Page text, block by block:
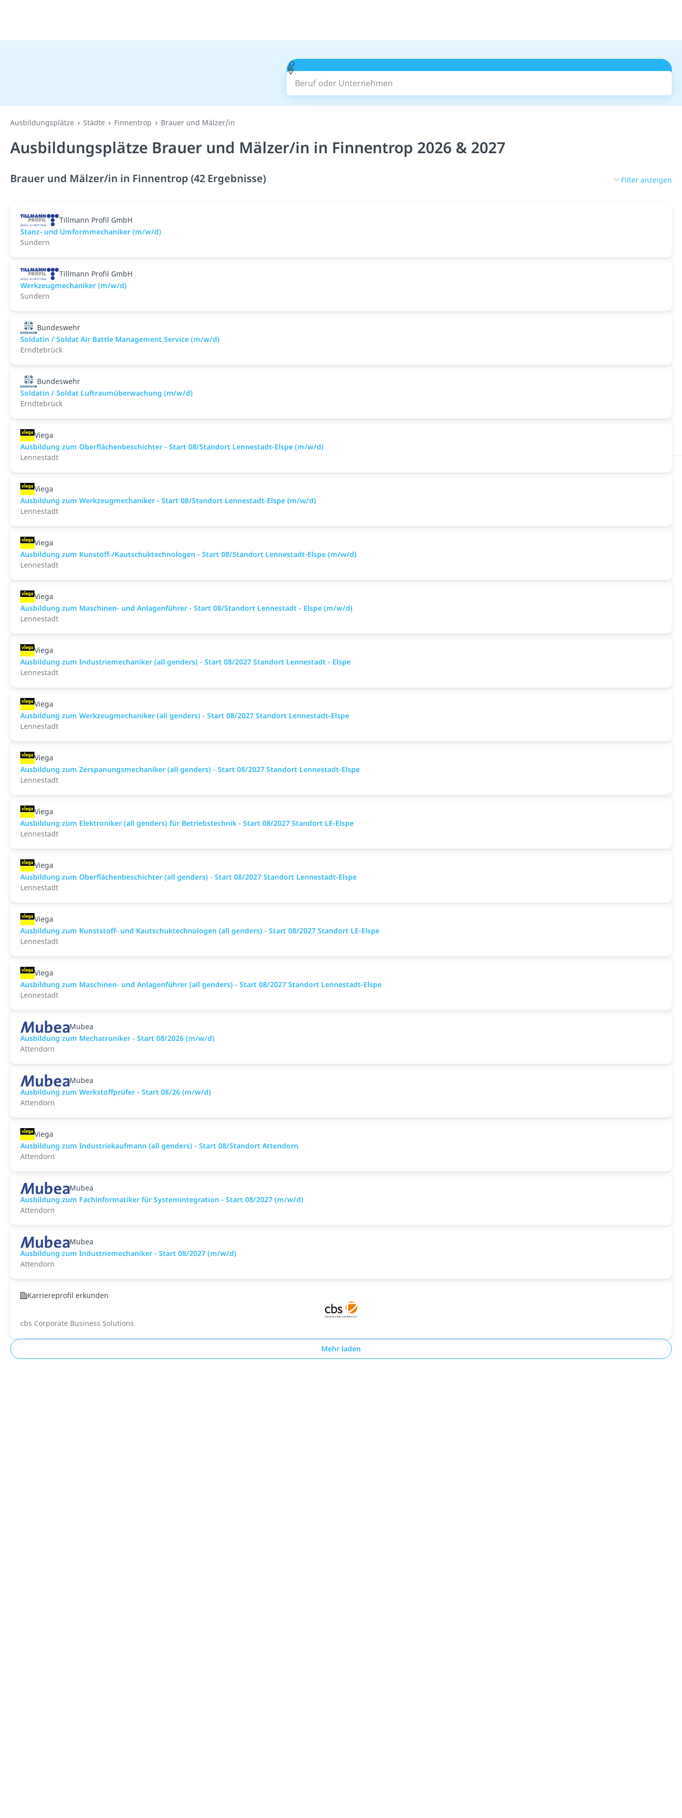
Beruf oder Unternehmen
Ausbildungsplätze Städte Finnentrop Brauer und Mälzer/in
Ausbildungsplätze Brauer und Mälzer/in in Finnentrop 2026 & 2027
Brauer und Mälzer/in in Finnentrop (42 Ergebnisse) Filter anzeigen
Tillmann Profil GmbH
Stanz- und Umformmechaniker (m/w/d)
Sundern
Tillmann Profil GmbH
Werkzeugmechaniker (m/w/d)
Sundern
Bundeswehr
Soldatin / Soldat Air Battle Management Service (m/w/d)
Erndtebrück
Bundeswehr
Soldatin / Soldat Luftraumüberwachung (m/w/d)
Erndtebrück
Viega
Ausbildung zum Oberflächenbeschichter - Start 08/Standort Lennestadt-Elspe (m/w/d)
Lennestadt
Viega
Ausbildung zum Werkzeugmechaniker - Start 08/Standort Lennestadt-Elspe (m/w/d)
Lennestadt
Viega
Ausbildung zum Kunstoff-/Kautschuktechnologen - Start 08/Standort Lennestadt-Elspe (m/w/d)
Lennestadt
Viega
Ausbildung zum Maschinen- und Anlagenführer - Start 08/Standort Lennestadt - Elspe (m/w/d)
Lennestadt
Viega
Ausbildung zum Industriemechaniker (all genders) - Start 08/2027 Standort Lennestadt - Elspe
Lennestadt
Viega
Ausbildung zum Werkzeugmechaniker (all genders) - Start 08/2027 Standort Lennestadt-Elspe
Lennestadt
Viega
Ausbildung zum Zerspanungsmechaniker (all genders) - Start 08/2027 Standort Lennestadt-Elspe
Lennestadt
Viega
Ausbildung zum Elektroniker (all genders) für Betriebstechnik - Start 08/2027 Standort LE-Elspe
Lennestadt
Viega
Ausbildung zum Oberflächenbeschichter (all genders) - Start 08/2027 Standort Lennestadt-Elspe
Lennestadt
Viega
Ausbildung zum Kunststoff- und Kautschuktechnologen (all genders) - Start 08/2027 Standort LE-Elspe
Lennestadt
Viega
Ausbildung zum Maschinen- und Anlagenführer (all genders) - Start 08/2027 Standort Lennestadt-Elspe
Lennestadt
Mubea
Ausbildung zum Mechatroniker - Start 08/2026 (m/w/d)
Attendorn
Mubea
Ausbildung zum Werkstoffprüfer - Start 08/26 (m/w/d)
Attendorn
Viega
Ausbildung zum Industriekaufmann (all genders) - Start 08/Standort Attendorn
Attendorn
Mubea
Ausbildung zum Fachinformatiker für Systemintegration - Start 08/2027 (m/w/d)
Attendorn
Mubea
Ausbildung zum Industriemechaniker - Start 08/2027 (m/w/d)
Attendorn
Karriereprofil erkunden
cbs Corporate Business Solutions
Mehr laden